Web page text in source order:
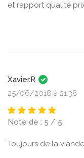
et rapport qualité
Xavier.R
25/06/2018 à 21:38
Note de : 5 / 5
Toujours de la